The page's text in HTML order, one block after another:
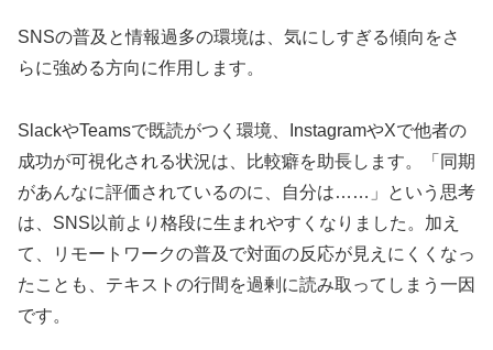
SNSの普及と情報過多の環境は、気にしすぎる傾向をさ
らに強める方向に作用します。
SlackやTeamsで既読がつく環境、InstagramやXで他者の
成功が可視化される状況は、比較癖を助長します。「同期
があんなに評価されているのに、自分は……」という思考
は、SNS以前より格段に生まれやすくなりました。加え
て、リモートワークの普及で対面の反応が見えにくくなっ
たことも、テキストの行間を過剰に読み取ってしまう一因
です。